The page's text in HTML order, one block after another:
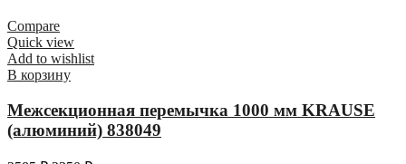
Compare
Quick view
Add to wishlist
В корзину
Межсекционная перемычка 1000 мм KRAUSE
(алюминий) 838049